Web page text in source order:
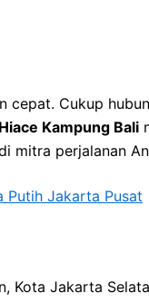
Cukup
Hiace Kampung Bali
mitra perjalanan
Putih Jakarta Pusat
Kota Jakarta